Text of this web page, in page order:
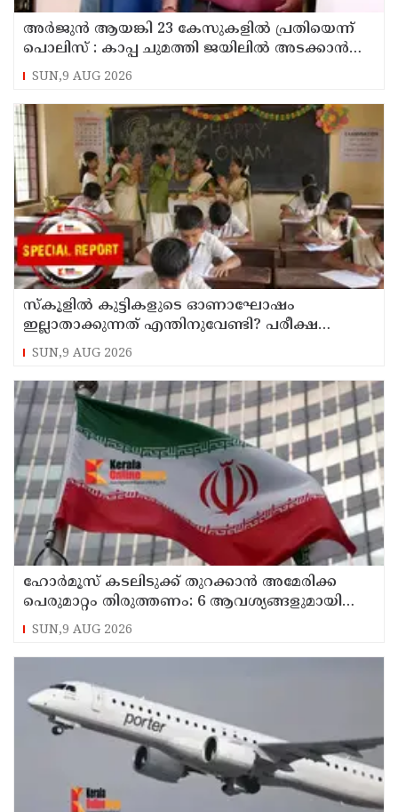
അര്‍ജുന്‍ ആയങ്കി 23 കേസുകളില്‍ പ്രതിയെന്ന്
പൊലിസ് : കാപ്പ ചുമത്തി ജയിലില്‍ അടക്കാന്‍
നീക്കം
SUN,9 AUG 2026
സ്‌കൂളില്‍ കുട്ടികളുടെ ഓണാഘോഷം
ഇല്ലാതാക്കുന്നത് എന്തിനുവേണ്ടി? പരീക്ഷ
ഷെഡ്യൂള്‍ മാറ്റിയത് തിരുത്തുമോ?
SUN,9 AUG 2026
ഹോര്‍മൂസ് കടലിടുക്ക് തുറക്കാന്‍ അമേരിക്ക
പെരുമാറ്റം തിരുത്തണം: 6 ആവശ്യങ്ങളുമായി
ഇറാന്‍ ദേശീയ സുരക്ഷാ കൗണ്‍സില്‍
SUN,9 AUG 2026